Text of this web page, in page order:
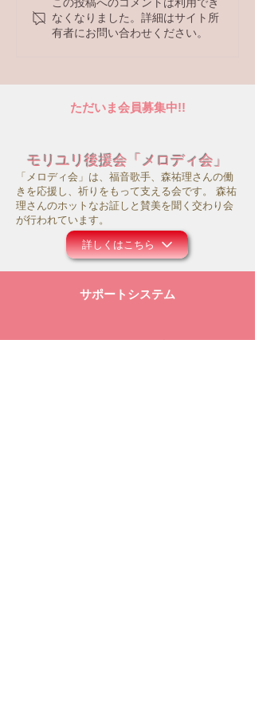
【ラジオ番組】アンケー
トへの回答はこちら
この投稿へのコメントは利用でき
なくなりました。詳細はサイト所
有者にお問い合わせください。
ただいま会員募集中!!
モリユリ後援会「メロディ会」
「メロディ会」は、福音歌手、森祐理さんの働
きを応援し、祈りをもって支える会です。 森祐
理さんのホットなお証しと賛美を聞く交わり会
が行われています。
詳しくはこちら
サポートシステム